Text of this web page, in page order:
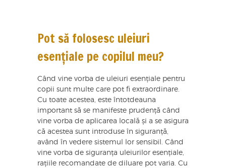
Pot să folosesc uleiuri
esențiale pe copilul meu?
Când vine vorba de uleiuri esențiale pentru
copii sunt multe care pot fi extraordinare.
Cu toate acestea, este întotdeauna
important să se manifeste prudență când
vine vorba de aplicarea locală și a se asigura
că acestea sunt introduse în siguranță,
având în vedere sistemul lor sensibil. Când
vine vorba de siguranța uleiurilor esențiale,
rațiile recomandate de diluare pot varia. Cu